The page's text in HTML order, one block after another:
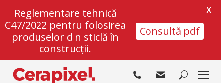
Search:
Reglementare tehnică
C47/2022 pentru folosirea
produselor din sticlă în
construcții.
Consultă pdf
X